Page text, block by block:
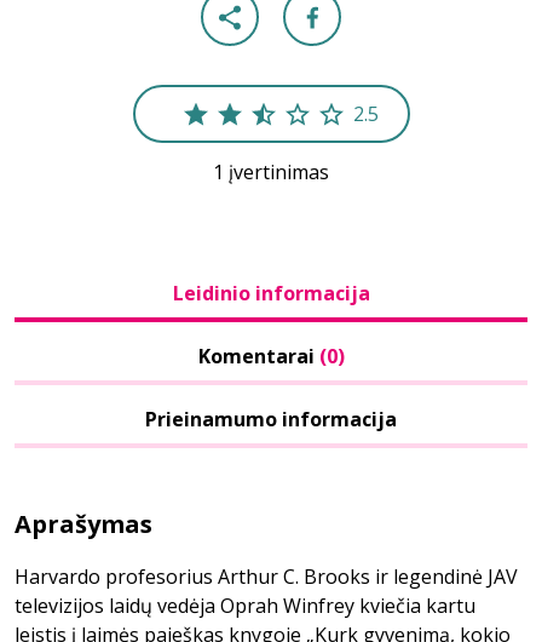
2.5
1 įvertinimas
Leidinio informacija
Komentarai (0)
Prieinamumo informacija
Aprašymas
Harvardo profesorius Arthur C. Brooks ir legendinė JAV
televizijos laidų vedėja Oprah Winfrey kviečia kartu
leistis į laimės paieškas knygoje „Kurk gyvenimą, kokio